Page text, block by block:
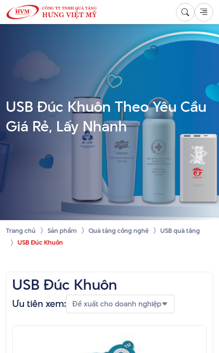
USB Đúc Khuôn Theo Yêu Cầu
Giá Rẻ, Lấy Nhanh
Trang chủ Sản phẩm Quà tặng công nghệ
USB quà tặng
USB Đúc Khuôn
USB Đúc Khuôn
Ưu tiên xem: Đề xuất cho doanh nghiệp